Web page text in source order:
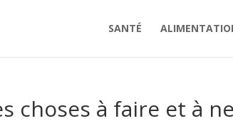
SANTÉ
choses à faire et à ne